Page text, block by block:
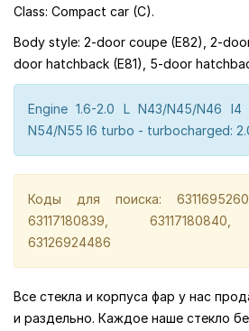
Class: Compact car (C).
Body style: 2-door coupe (E82), 2-
door hatchback (E81), 5-door
Engine 1.6-2.0 L N43/N45/N46
N54/N55 I6 turbo - turbocharged:
Коды для поиска:
63117180839,
63126924486
Все стекла и корпуса фар у нас
и раздельно. Каждое наше стекло